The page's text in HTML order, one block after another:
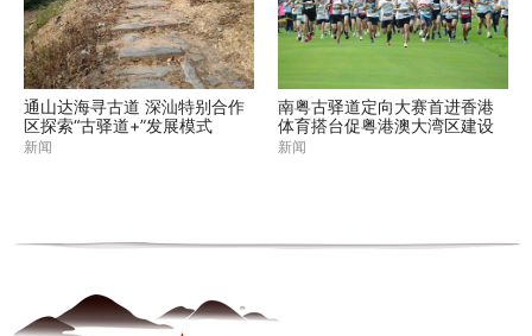
通山达海寻古道 深汕特别合作
区探索“古驿道+”发展模式
新闻
南粤古驿道定向大赛首进香港
体育搭台促粤港澳大湾区建设
新闻